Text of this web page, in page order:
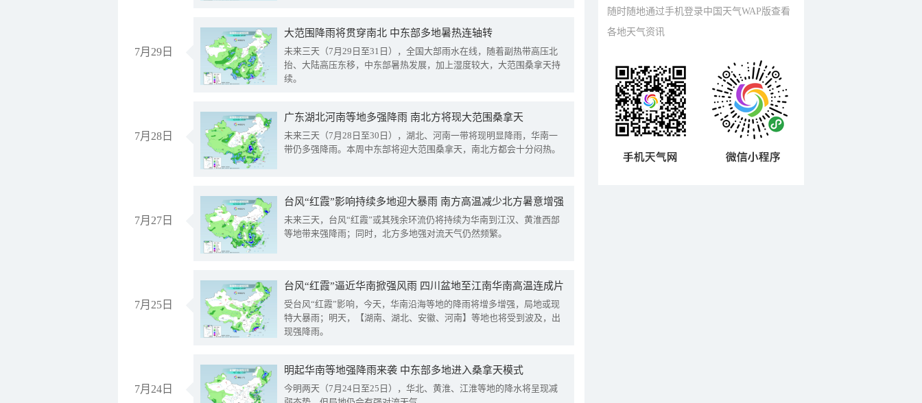
7月29日
大范围降雨将贯穿南北 中东部多地暑热连轴转
未来三天（7月29日至31日），全国大部雨水在线，随着副热带高压北
抬、大陆高压东移，中东部暑热发展，加上湿度较大，大范围桑拿天持
续。
7月28日
广东湖北河南等地多强降雨 南北方将现大范围桑拿天
未来三天（7月28日至30日），湖北、河南一带将现明显降雨，华南一
带仍多强降雨。本周中东部将迎大范围桑拿天，南北方都会十分闷热。
7月27日
台风“红霞”影响持续多地迎大暴雨 南方高温减少北方暑意增强
未来三天，台风“红霞”或其残余环流仍将持续为华南到江汉、黄淮西部
等地带来强降雨；同时，北方多地强对流天气仍然频繁。
7月25日
台风“红霞”逼近华南掀强风雨 四川盆地至江南华南高温连成片
受台风“红霞”影响，今天，华南沿海等地的降雨将增多增强，局地或现
特大暴雨；明天，【湖南、湖北、安徽、河南】等地也将受到波及，出
现强降雨。
7月24日
明起华南等地强降雨来袭 中东部多地进入桑拿天模式
今明两天（7月24日至25日），华北、黄淮、江淮等地的降水将呈现减
随时随地通过手机登录中国天气WAP版查看
各地天气资讯